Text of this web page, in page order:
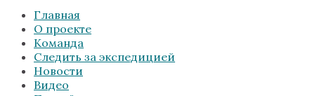
Главная
О проекте
Команда
Следить за экспедицией
Новости
Видео